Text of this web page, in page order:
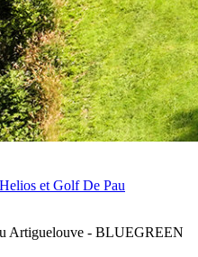
et Golf De Pau
Artiguelouve - BLUEGREEN